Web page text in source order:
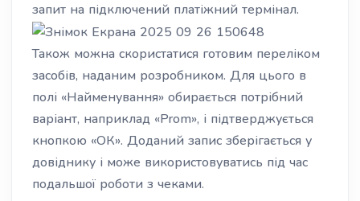
запит на підключений платіжний термінал.
Також можна скористатися готовим переліком
засобів, наданим розробником. Для цього в
полі «Найменування» обирається потрібний
варіант, наприклад «Prom», і підтверджується
кнопкою «ОК». Доданий запис зберігається у
довіднику і може використовуватись під час
подальшої роботи з чеками.